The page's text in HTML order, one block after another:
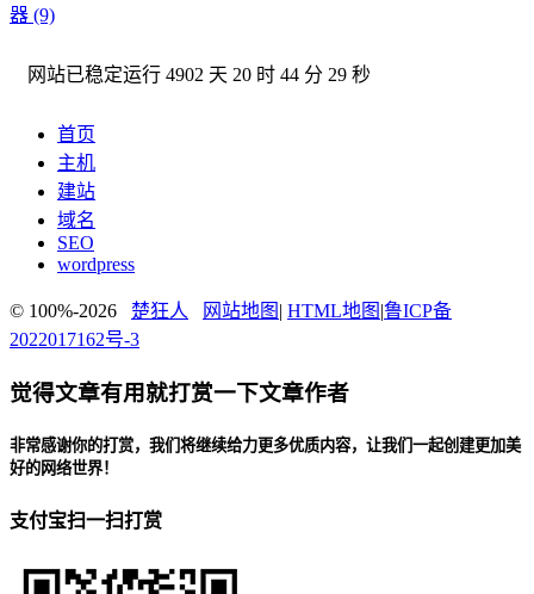
器 (9)
网站已稳定运行 4902 天 20 时 44 分 29 秒
首页
主机
建站
域名
SEO
wordpress
© 100%-2026 楚狂人 网站地图 | HTML地图 |鲁ICP备
2022017162号-3
觉得文章有用就打赏一下文章作者
非常感谢你的打赏，我们将继续给力更多优质内容，让我们一起创建更加美
好的网络世界！
支付宝扫一扫打赏